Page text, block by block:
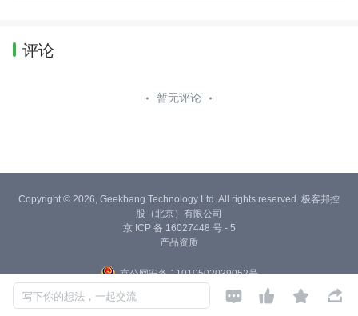
评论
暂无评论
写下你的想法，一起交流    
Copyright © 2026, Geekbang Technology Ltd. All rights reserved. 极客邦控
股（北京）有限公司
京 ICP 备 16027448 号 - 5
产品资质
京公网安备 11010502039052号